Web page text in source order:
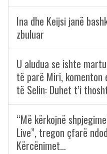
Ina dhe Keijsi janë
zbuluar
U aludua se ishte
të parë Miri, komenton
të Selin: Duhet t’i
“Më kërkojnë
Live”, tregon çfarë
Kërcënimet…